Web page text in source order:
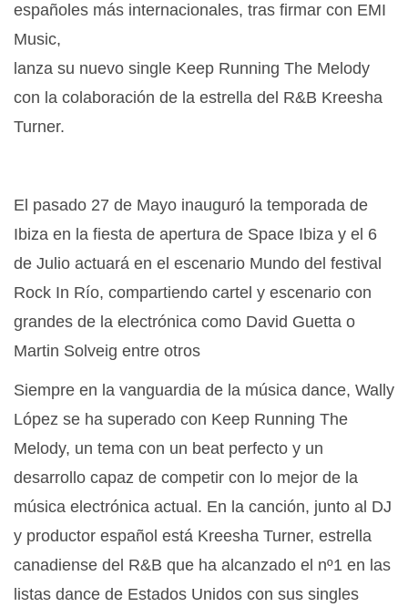
españoles más internacionales, tras firmar con EMI
Music,
lanza su nuevo single Keep Running The Melody
con la colaboración de la estrella del R&B Kreesha
Turner.
El pasado 27 de Mayo inauguró la temporada de
Ibiza en la fiesta de apertura de Space Ibiza y el 6
de Julio actuará en el escenario Mundo del festival
Rock In Río, compartiendo cartel y escenario con
grandes de la electrónica como David Guetta o
Martin Solveig entre otros
Siempre en la vanguardia de la música dance, Wally
López se ha superado con Keep Running The
Melody, un tema con un beat perfecto y un
desarrollo capaz de competir con lo mejor de la
música electrónica actual. En la canción, junto al DJ
y productor español está Kreesha Turner, estrella
canadiense del R&B que ha alcanzado el nº1 en las
listas dance de Estados Unidos con sus singles